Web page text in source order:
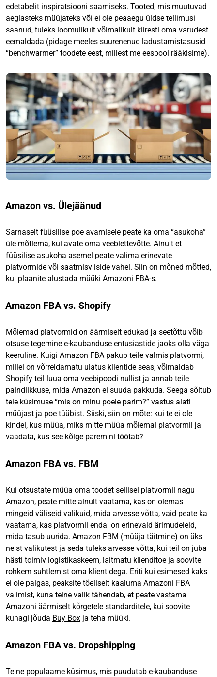
edetabelit inspiratsiooni saamiseks. Tooted, mis muutuvad
aeglasteks müüjateks või ei ole peaaegu üldse tellimusi
saanud, tuleks loomulikult võimalikult kiiresti oma varudest
eemaldada (pidage meeles suurenenud ladustamistasusid
“benchwarmer” toodete eest, millest me eespool rääkisime).
Amazon vs. Ülejäänud
Sarnaselt füüsilise poe avamisele peate ka oma “asukoha”
üle mõtlema, kui avate oma veebiettevõtte. Ainult et
füüsilise asukoha asemel peate valima erinevate
platvormide või saatmisviiside vahel. Siin on mõned mõtted,
kui plaanite alustada müüki Amazoni FBA-s.
Amazon FBA vs. Shopify
Mõlemad platvormid on äärmiselt edukad ja seetõttu võib
otsuse tegemine e-kaubanduse entusiastide jaoks olla väga
keeruline. Kuigi Amazon FBA pakub teile valmis platvormi,
millel on võrreldamatu ulatus klientide seas, võimaldab
Shopify teil luua oma veebipoodi nullist ja annab teile
paindlikkuse, mida Amazon ei suuda pakkuda. Seega sõltub
teie küsimuse “mis on minu poele parim?” vastus alati
müüjast ja poe tüübist. Siiski, siin on mõte: kui te ei ole
kindel, kus müüa, miks mitte müüa mõlemal platvormil ja
vaadata, kus see kõige paremini töötab?
Amazon FBA vs. FBM
Kui otsustate müüa oma toodet sellisel platvormil nagu
Amazon, peate mitte ainult vaatama, kas on olemas
mingeid väliseid valikuid, mida arvesse võtta, vaid peate ka
vaatama, kas platvormil endal on erinevaid ärimudeleid,
mida tasub uurida. Amazon FBM (müüja täitmine) on üks
neist valikutest ja seda tuleks arvesse võtta, kui teil on juba
hästi toimiv logistikaskeem, laitmatu klienditoe ja soovite
rohkem suhtlemist oma klientidega. Eriti kui esimesed kaks
ei ole paigas, peaksite tõeliselt kaaluma Amazoni FBA
valimist, kuna teine valik tähendab, et peate vastama
Amazoni äärmiselt kõrgetele standarditele, kui soovite
kunagi jõuda Buy Box ja teha müüki.
Amazon FBA vs. Dropshipping
Teine populaarne küsimus, mis puudutab e-kaubanduse